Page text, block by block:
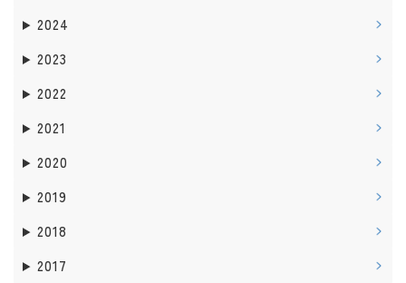
2024
2023
2022
2021
2020
2019
2018
2017